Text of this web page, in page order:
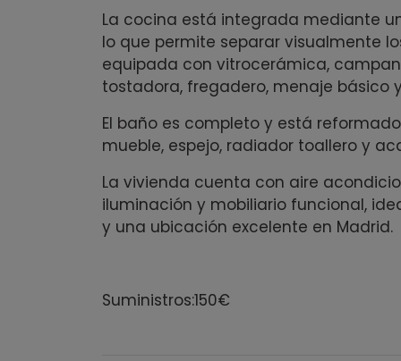
La cocina está integrada mediante
lo que permite separar visualmente
equipada con vitrocerámica,
tostadora, fregadero, menaje básico
El baño es completo y está
mueble, espejo, radiador toallero y
La vivienda cuenta con aire
iluminación y mobiliario funcional,
y una ubicación excelente en Madrid.
Suministros:150€